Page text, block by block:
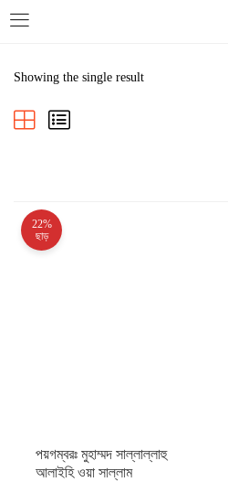
Showing the single result
22%
ছাড়
পয়গম্বরঃ মুহাম্মদ সাল্লাল্লাহু
আলাইহি ওয়া সাল্লাম